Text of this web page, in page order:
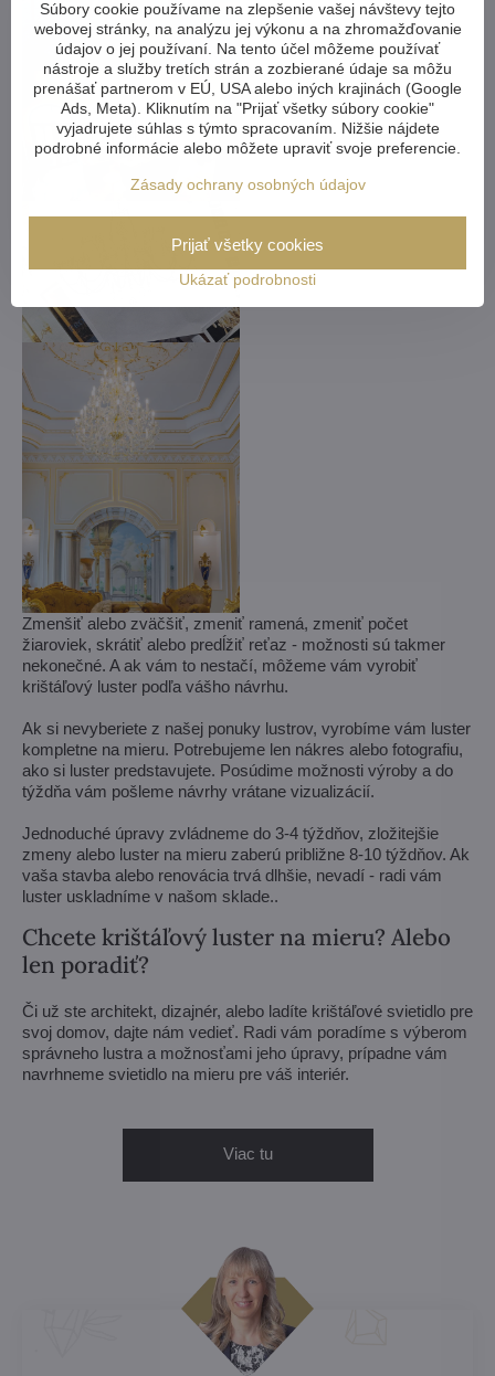
Zmenšiť alebo zväčšiť, zmeniť ramená, zmeniť počet
žiaroviek, skrátiť alebo predĺžiť reťaz - možnosti sú takmer
nekonečné. A ak vám to nestačí, môžeme vám vyrobiť
krištáľový luster podľa vášho návrhu.
Ak si nevyberiete z našej ponuky lustrov, vyrobíme vám luster
kompletne na mieru. Potrebujeme len nákres alebo fotografiu,
ako si luster predstavujete. Posúdime možnosti výroby a do
týždňa vám pošleme návrhy vrátane vizualizácií.
Jednoduché úpravy zvládneme do 3-4 týždňov, zložitejšie
zmeny alebo luster na mieru zaberú približne 8-10 týždňov. Ak
vaša stavba alebo renovácia trvá dlhšie, nevadí - radi vám
luster uskladníme v našom sklade..
Chcete krištáľový luster na mieru? Alebo
len poradiť?
Či už ste architekt, dizajnér, alebo ladíte krištáľové svietidlo pre
svoj domov, dajte nám vedieť. Radi vám poradíme s výberom
správneho lustra a možnosťami jeho úpravy, prípadne vám
navrhneme svietidlo na mieru pre váš interiér.
Viac tu
Súbory cookie používame na zlepšenie vašej návštevy tejto
webovej stránky, na analýzu jej výkonu a na zhromažďovanie
údajov o jej používaní. Na tento účel môžeme používať
nástroje a služby tretích strán a zozbierané údaje sa môžu
prenášať partnerom v EÚ, USA alebo iných krajinách (Google
Ads, Meta). Kliknutím na "Prijať všetky súbory cookie"
vyjadrujete súhlas s týmto spracovaním. Nižšie nájdete
podrobné informácie alebo môžete upraviť svoje preferencie.
Zásady ochrany osobných údajov
Ukázať podrobnosti
Prijať všetky cookies